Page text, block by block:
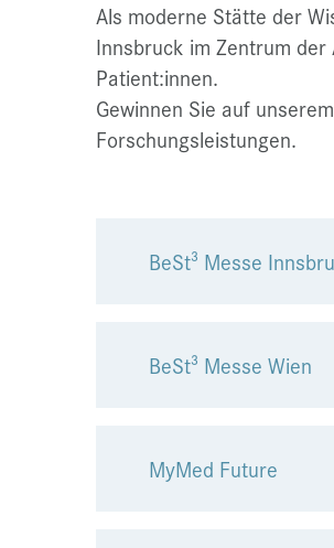
Als moderne Stätte der
Innsbruck im Zentrum der
Patient:innen.
Gewinnen Sie auf unserem
Forschungsleistungen.
BeSt³ Messe
BeSt³ Messe Wien
MyMed Future